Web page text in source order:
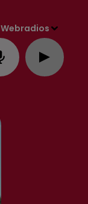
Webradios